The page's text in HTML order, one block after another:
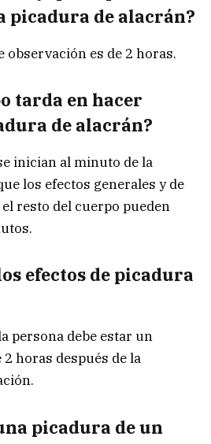
picadura de alacrán?
es de 2 horas.
tarda en hacer
de alacrán?
inician al minuto de la
los efectos generales y de
resto del cuerpo pueden
efectos de picadura
persona debe estar un
horas después de la
picadura de un